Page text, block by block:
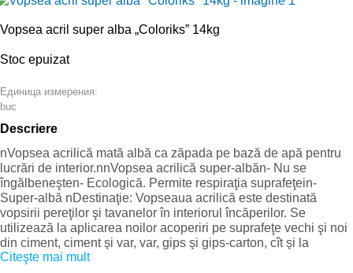
Vopsea acril super alba „Coloriks” 14kg
Stoc epuizat
Единица измерения:
buc
Descriere
nVopsea acrilică mată albă ca zăpada pe bază de apă pentru
lucrări de interior.nnVopsea acrilică super-albăn- Nu se
îngălbeneşten- Ecologică. Permite respiraţia suprafeţein-
Super-albă nDestinaţie: Vopseaua acrilică este destinată
vopsirii pereţilor şi tavanelor în interiorul încăperilor. Se
utilizează la aplicarea noilor acoperiri pe suprafeţe vechi şi noi
din ciment, ciment şi var, var, gips şi gips-carton, cît şi la
vopsirea tapetelor de orice tip.nnParticularităţi: n• Tehnologică
Citeşte mai mult